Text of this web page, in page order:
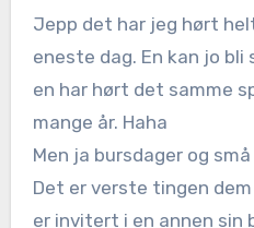
Jepp det har jeg hørt helt siden desember, hver
eneste dag. En kan jo bli
en har hørt det samme
mange år. Haha
Men ja bursdager og
Det er verste tingen
er invitert i en annen sin